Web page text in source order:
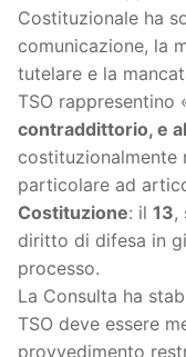
Costituzionale ha
comunicazione, la
tutelare e la
TSO rappresentino
contraddittorio, e
costituzionalmente
particolare ad
Costituzione: il 13,
diritto di difesa in
processo.
La Consulta ha
TSO deve essere
provvedimento